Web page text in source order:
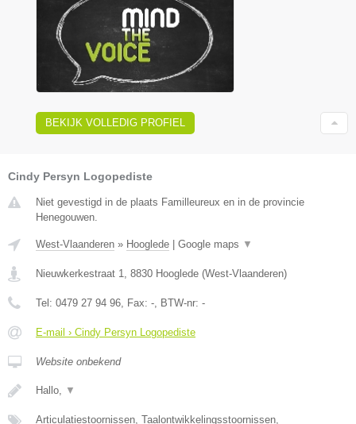
BEKIJK VOLLEDIG PROFIEL
Cindy Persyn Logopediste
Niet gevestigd in de plaats Familleureux en in de provincie
Henegouwen.
West-Vlaanderen » Hooglede Google maps ▼
Nieuwkerkestraat 1 8830 Hooglede (West-Vlaanderen)
Tel: 0479 27 94 96 , Fax: - , BTW-nr: -
E-mail › Cindy Persyn Logopediste
Website onbekend
Hallo, ▼
Articulatiestoornissen, Taalontwikkelingsstoornissen,